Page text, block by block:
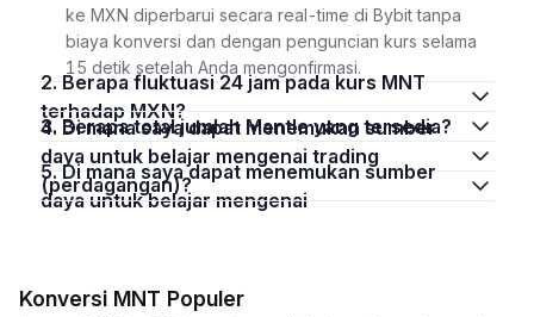
ke MXN diperbarui secara real-time di Bybit tanpa
biaya konversi dan dengan penguncian kurs selama
15 detik setelah Anda mengonfirmasi.
2. Berapa fluktuasi 24 jam pada kurs MNT
terhadap MXN?
3. Berapa total jumlah Mantle yang tersedia?
4. Di mana saya dapat menemukan sumber
daya untuk belajar mengenai trading
(perdagangan)?
5. Di mana saya dapat menemukan sumber
daya untuk belajar mengenai
Konversi MNT Populer